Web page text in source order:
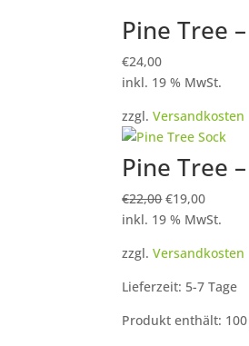
Pine Tree
€24,00
inkl. 19 % MwSt.
zzgl.Versandkosten
Pine Tree
€22,00Ursprünglicher
Preis
€22,00
€19,00
Preis
€19,00.
inkl. 19 % MwSt.
zzgl.Versandkosten
Lieferzeit: 5-7 Tage
Produkt enthält: